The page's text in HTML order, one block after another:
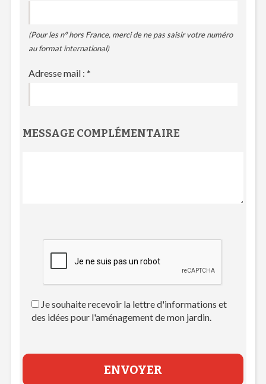
(Pour les n° hors France, merci de ne pas saisir votre numéro
au format international)
Adresse mail : *
MESSAGE COMPLÉMENTAIRE
Je souhaite recevoir la lettre d'informations et
des idées pour l'aménagement de mon jardin.